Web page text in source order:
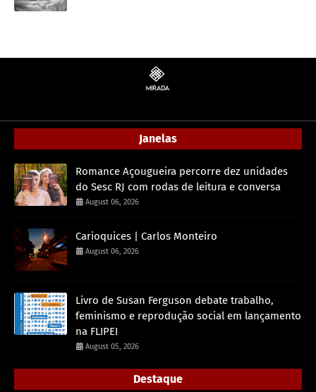
Janelas
Romance Açougueira percorre dez unidades
do Sesc RJ com rodas de leitura e conversa
August 06, 2026
Carioquices | Carlos Monteiro
August 06, 2026
Livro de Susan Ferguson debate trabalho,
feminismo e reprodução social em lançamento
na FLIPEI
August 05, 2026
Destaque